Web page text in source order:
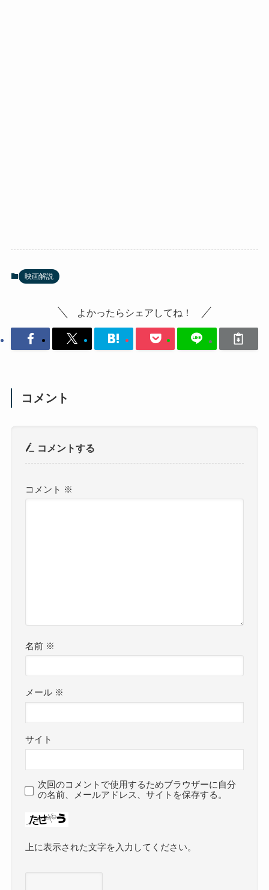
映画解説
よかったらシェアしてね！
コメント
コメントする
コメント ※
名前 ※
メール ※
サイト
次回のコメントで使用するためブラウザーに自分
の名前、メールアドレス、サイトを保存する。
上に表示された文字を入力してください。